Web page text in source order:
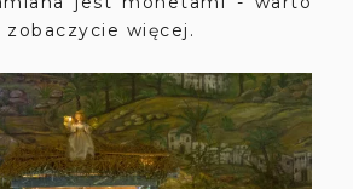
zobaczycie więcej.